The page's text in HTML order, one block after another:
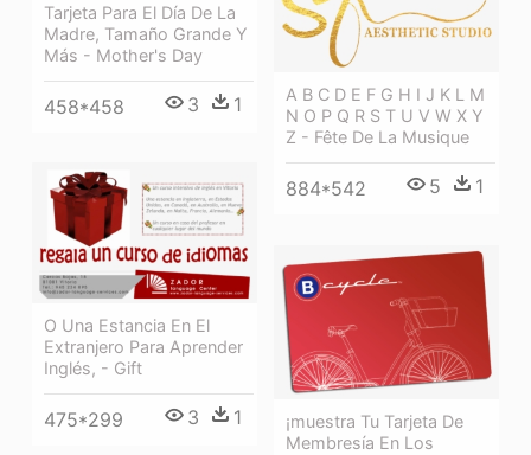
Tarjeta Para El Día De La
Madre, Tamaño Grande Y
Más - Mother's Day
458*458 3 1
A B C D E F G H I J K L M
N O P Q R S T U V W X Y
Z - Fête De La Musique
884*542 5 1
O Una Estancia En El
Extranjero Para Aprender
Inglés, - Gift
475*299 3 1
¡muestra Tu Tarjeta De
Membresía En Los